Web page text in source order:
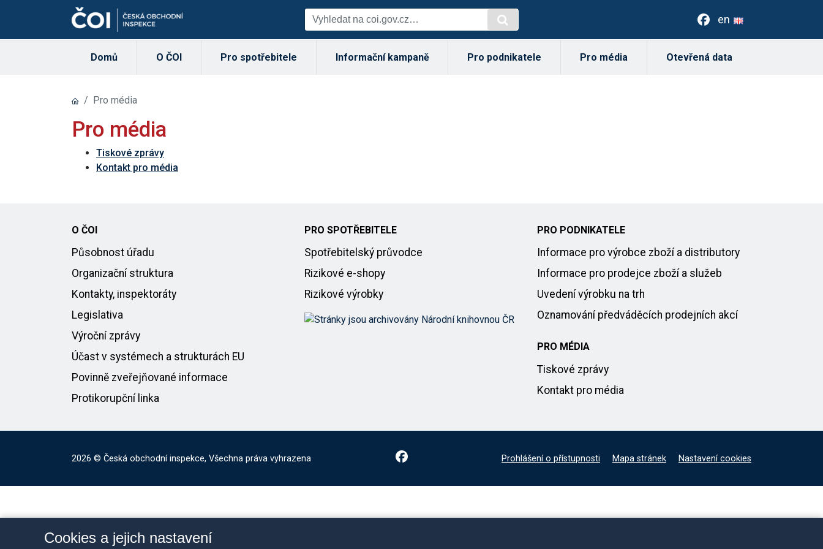
en
Domů O ČOI Pro spotřebitele Informační kampaně Pro podnikatele Pro média Otevřená data
Pro média
Pro média
Tiskové zprávy
Kontakt pro média
O ČOI
Působnost úřadu
Organizační struktura
Kontakty, inspektoráty
Legislativa
Výroční zprávy
Účast v systémech a strukturách EU
Povinně zveřejňované informace
Protikorupční linka
PRO SPOTŘEBITELE
Spotřebitelský průvodce
Rizikové e-shopy
Rizikové výrobky
PRO PODNIKATELE
Informace pro výrobce zboží a distributory
Informace pro prodejce zboží a služeb
Uvedení výrobku na trh
Oznamování předváděcích prodejních akcí
PRO MÉDIA
Tiskové zprávy
Kontakt pro média
2026 © Česká obchodní inspekce, Všechna práva vyhrazena Prohlášení o přístupnosti Mapa stránek Nastavení cookies
Cookies a jejich nastavení